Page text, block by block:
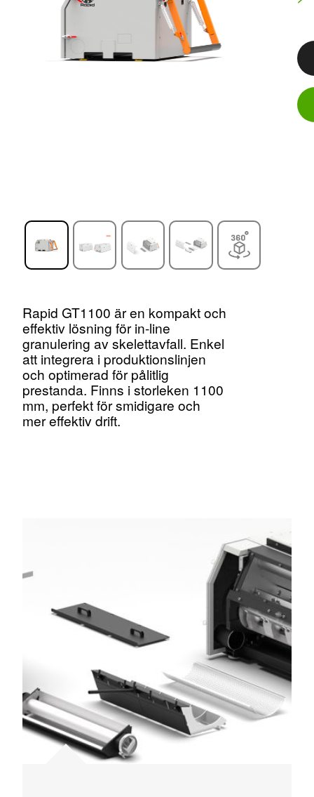
Rapid GT1100 är en kompakt och
effektiv lösning för in-line
granulering av skelettavfall. Enkel
att integrera i produktionslinjen
och optimerad för pålitlig
prestanda. Finns i storleken 1100
mm, perfekt för smidigare och
mer effektiv drift.